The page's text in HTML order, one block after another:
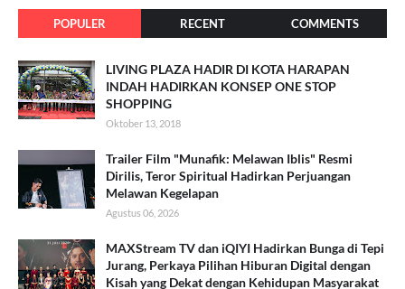
POPULER RECENT COMMENTS
LIVING PLAZA HADIR DI KOTA HARAPAN
INDAH HADIRKAN KONSEP ONE STOP
SHOPPING
Oktober 13, 2018
Trailer Film "Munafik: Melawan Iblis" Resmi
Dirilis, Teror Spiritual Hadirkan Perjuangan
Melawan Kegelapan
Agustus 06, 2026
MAXStream TV dan iQIYI Hadirkan Bunga di Tepi
Jurang, Perkaya Pilihan Hiburan Digital dengan
Kisah yang Dekat dengan Kehidupan Masyarakat